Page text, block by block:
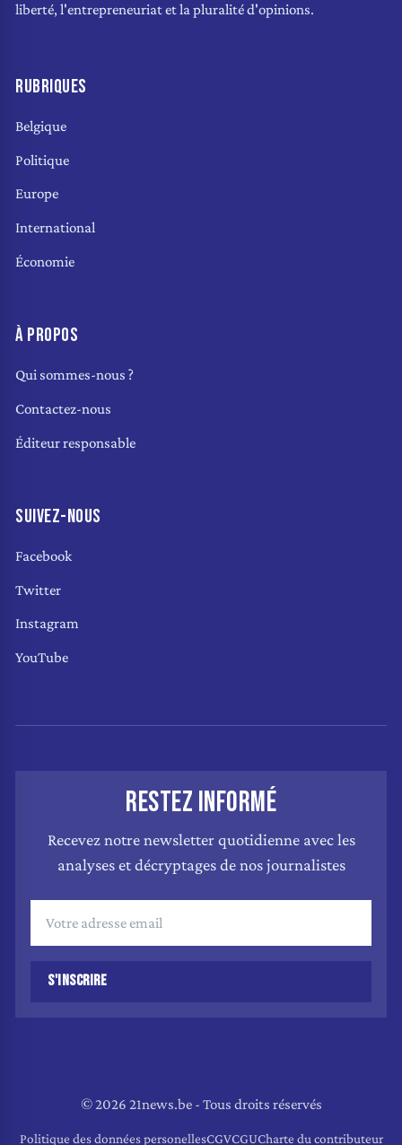
liberté, l'entrepreneuriat et la pluralité d'opinions.
RUBRIQUES
Belgique
Politique
Europe
International
Économie
À PROPOS
Qui sommes-nous ?
Contactez-nous
Éditeur responsable
SUIVEZ-NOUS
Facebook
Twitter
Instagram
YouTube
RESTEZ INFORMÉ
Recevez notre newsletter quotidienne avec les
analyses et décryptages de nos journalistes
S'INSCRIRE
© 2026 21news.be - Tous droits réservés
Politique des données personellesCGVCGUCharte du contributeur